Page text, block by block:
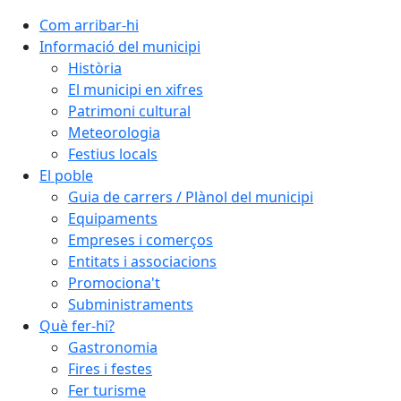
Com arribar-hi
Informació del municipi
Història
El municipi en xifres
Patrimoni cultural
Meteorologia
Festius locals
El poble
Guia de carrers / Plànol del municipi
Equipaments
Empreses i comerços
Entitats i associacions
Promociona't
Subministraments
Què fer-hi?
Gastronomia
Fires i festes
Fer turisme